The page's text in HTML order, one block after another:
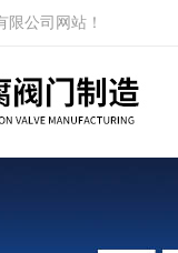
公司网站！